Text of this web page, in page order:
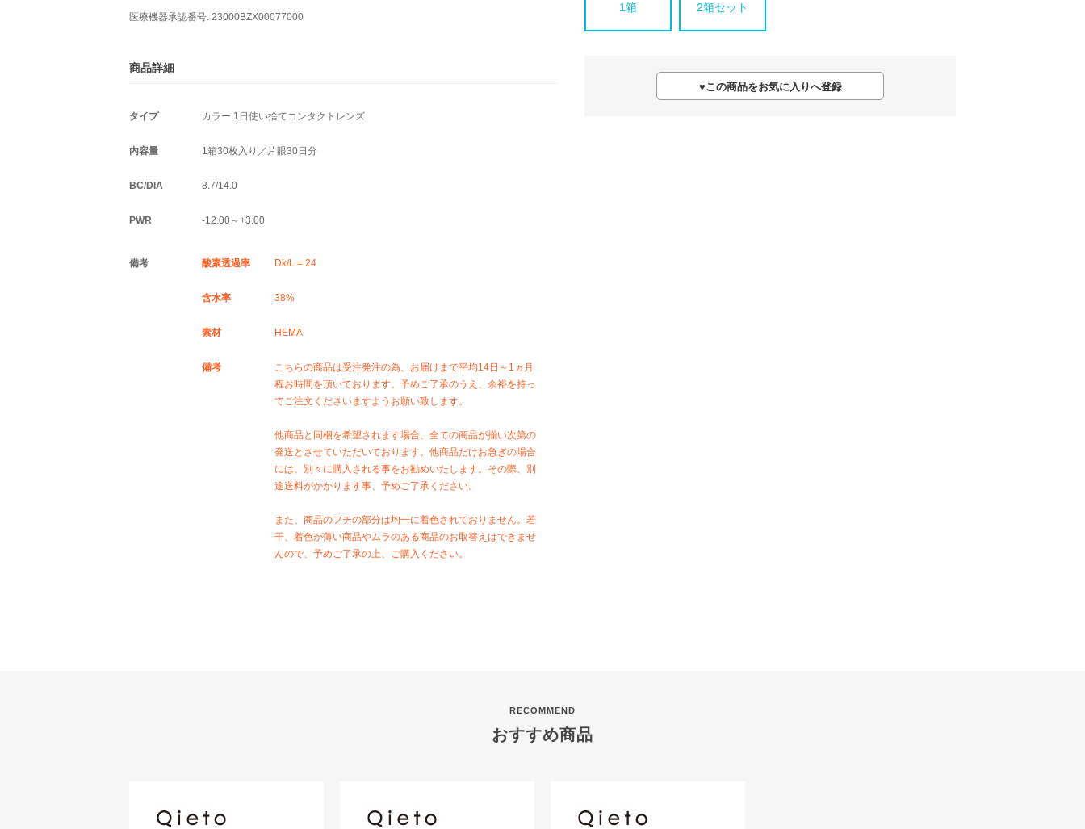
医療機器承認番号: 23000BZX00077000
商品詳細
タイプ カラー 1日使い捨てコンタクトレンズ
内容量 1箱30枚入り／片眼30日分
BC/DIA 8.7/14.0
PWR -12.00～+3.00
備考 酸素透過率 Dk/L = 24
含水率 38%
素材 HEMA
備考
こちらの商品は受注発注の為、お届けまで平均14日～1ヵ月
程お時間を頂いております。予めご了承のうえ、余裕を持っ
てご注文くださいますようお願い致します。
他商品と同梱を希望されます場合、全ての商品が揃い次第の
発送とさせていただいております。他商品だけお急ぎの場合
には、別々に購入される事をお勧めいたします。その際、別
途送料がかかります事、予めご了承ください。
また、商品のフチの部分は均一に着色されておりません。若
干、着色が薄い商品やムラのある商品のお取替えはできませ
んので、予めご了承の上、ご購入ください。
1箱 2箱セット
♥この商品をお気に入りへ登録
RECOMMEND
おすすめ商品